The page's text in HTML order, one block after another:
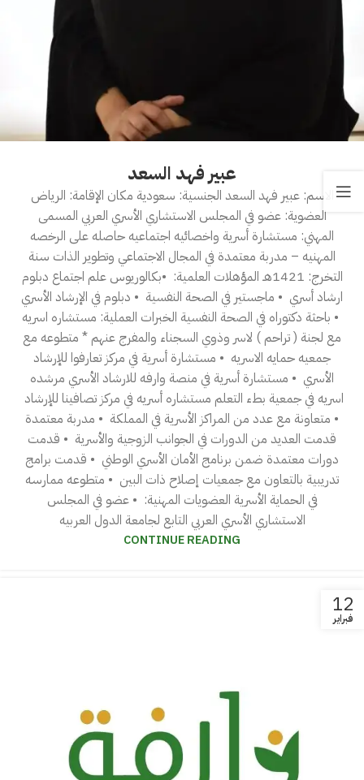
عبير فهد السعد
الاسم: عبير فهد السعد ‎الجنسية: سعودية ‎مكان الإقامة: الرياض
‎العضوية: عضو في المجلس الاستشاري الأسري العربي ‎المسمى
المهني: مستشارة أسرية واخصائيه اجتماعيه حاصله على الرخصه
المهنيه – مدربة معتمدة في المجال الاجتماعي وتطوير الذات ‎سنة
التخرج: 1421هـ ‎المؤهلات العلمية: ‎ •بكالوريوس علم اجتماع دبلوم
ارشاد أسري ‎ • ماجستير في الصحة النفسية ‎ • دبلوم في الإرشاد الأسري
‎ • باحثة دكتوراه في الصحة النفسية ‎الخبرات العملية: مستشاره اسريه
مع لجنة ( تراحم ) لاسر وذوي السجناء والمفرج عنهم * متطوعه مع
جمعيه حمايه الاسريه ‎ • مستشارة أسرية في مركز تعارفوا للإرشاد
الأسري ‎ • مستشارة أسرية في منصة وارفه للارشاد الأسري مرشده
• متعاونة مع عدد من المراكز الأسرية في المملكة ‎ • مدربة معتمدة
قدمت العديد من الدورات في الجوانب الزوجية والأسرية ‎ • قدمت
دورات معتمدة ضمن برنامج الأمان الأسري الوطني ‎ • قدمت برامج
تدريبية بالتعاون مع جمعيات إصلاح ذات البين ‎ • متطوعه ممارسه
في الحماية ‎الأسرية ‎العضويات المهنية: ‎ • عضو في المجلس
الاستشاري الأسري العربي التابع لجامعة الدول العربيه
CONTINUE READING
12
فبراير